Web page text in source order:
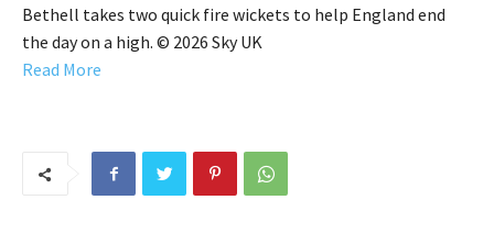
Bethell takes two quick fire wickets to help England end
the day on a high. © 2026 Sky UK
Read More